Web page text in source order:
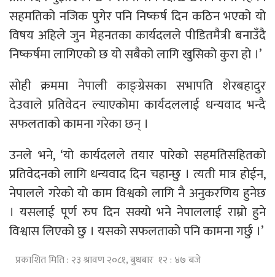
सहमतिको नजिक पुगेर पनि निष्कर्ष दिन कठिन भएको यो
विषय अहिले जुन मेहनतका कार्यदलले पीडितमैत्री बनाउँदै
निष्कर्षमा लागिएको छ यो सबैको लागि खुसिको कुरा हो ।’
सोही क्रममा नेपाली काङ्ग्रेसका सभापति शेरबहादुर
देउवाले प्रतिवेदन ल्याएकोमा कार्यदललाई धन्यवाद भन्दै
सफलताको कामना गरेका छन् ।
उनले भने, ‘यो कार्यदलले तयार पारेको सहमतिसहितको
प्रतिवेदनको लागि धन्यवाद दिन चहान्छु । त्यती मात्र होईन,
नेपालले गरेको यो काम विश्वको लागि नै अनुकरणिय हुनेछ
। यसलाई पूर्ण रुप दिन सक्यो भने नेपाललाई राम्रो हुने
विश्वास लिएको छु । यसको सफलताको पनि कामना गर्छु ।’
प्रकाशित मिति : २३ श्रावण २०८१, बुधबार १२ : ४७ बजे